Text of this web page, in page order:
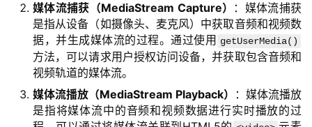
媒体流捕获（MediaStream Capture）
：媒体流捕获
是指从设备（如摄像头、麦克风）中获取音频和视频数
据，并生成媒体流的过程。通过使用 getUserMedia()
方法，可以请求用户授权访问设备，并获取包含音频和
视频轨道的媒体流。
媒体流播放（MediaStream Playback）
：媒体流播放
是指将媒体流中的音频和视频数据进行实时播放的过